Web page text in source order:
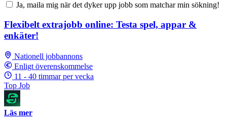
Ja, maila mig när det dyker upp jobb som matchar min sökning!
Flexibelt extrajobb online: Testa spel, appar &
enkäter!
Nationell jobbannons
Enligt överenskommelse
11 - 40 timmar per vecka
Top Job
Läs mer